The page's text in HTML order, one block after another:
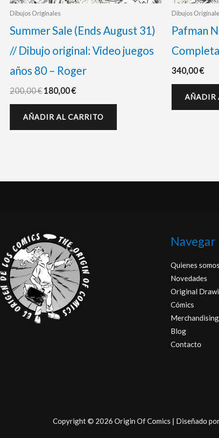
Dibujos Originales
Summer Sale (Ends August 31)
// Dibujo original: Video juegos
años 80 – Roger
200,00€ 180,00€
AÑADIR AL CARRITO
Dibujos
Pafman
340,00€
AÑADIR
Navegar
Quienes somos
Novedades
Original
Cómics
Merchandising
Blog
Contacto
Copyright © 2026 Origin Of Comics | Diseñado